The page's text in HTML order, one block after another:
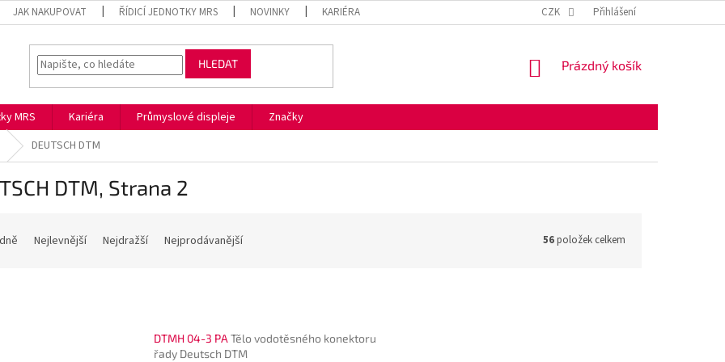
JAK NAKUPOVAT ŘÍDICÍ JEDNOTKY MRS NOVINKY KARIÉRA OBCHODNÍ PODMÍNKY
CZK Přihlášení
HLEDAT
NÁKUPNÍ
Prázdný košík
MRS Kariéra Průmyslové displeje
Značky
DEUTSCH DTM
DTM, Strana 2
Nejlevnější Nejdražší Nejprodávanější 56položek celkem
DTMH 04-3 PA Tělo vodotěsného konektoru
řady Deutsch DTM